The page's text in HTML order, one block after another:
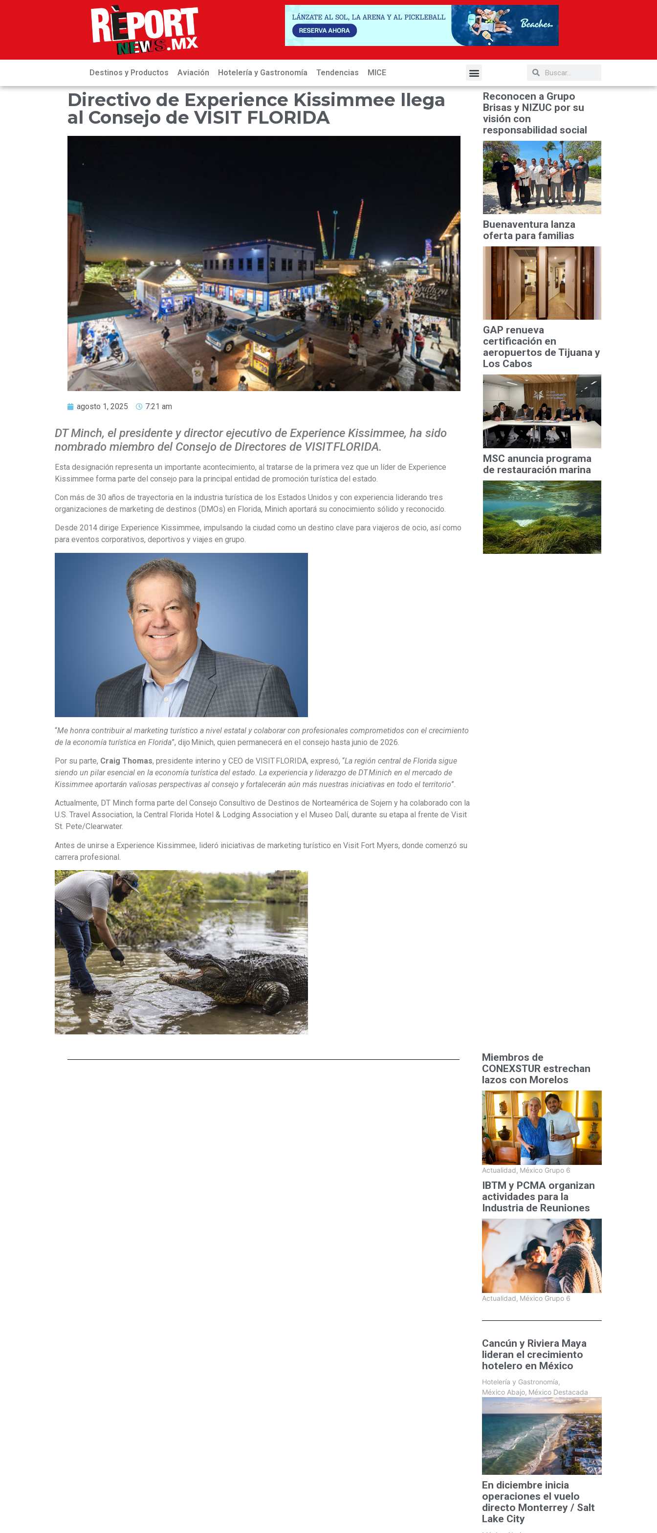
Destinos y Productos Aviación Hotelería y Gastronomía Tendencias MICE
Directivo de Experience Kissimmee llega
al Consejo de VISIT FLORIDA
agosto 1, 2025 7:21 am
DT Minch, el presidente y director ejecutivo de Experience Kissimmee, ha sido
nombrado miembro del Consejo de Directores de VISIT FLORIDA.
Esta designación representa un importante acontecimiento, al tratarse de la primera vez que un líder de Experience
Kissimmee forma parte del consejo para la principal entidad de promoción turística del estado.
Con más de 30 años de trayectoria en la industria turística de los Estados Unidos y con experiencia liderando tres
organizaciones de marketing de destinos (DMOs) en Florida, Minich aportará su conocimiento sólido y reconocido.
Desde 2014 dirige Experience Kissimmee, impulsando la ciudad como un destino clave para viajeros de ocio, así como
para eventos corporativos, deportivos y viajes en grupo.
“Me honra contribuir al marketing turístico a nivel estatal y colaborar con profesionales comprometidos con el crecimiento
de la economía turística en Florida”, dijo Minich, quien permanecerá en el consejo hasta junio de 2026.
Por su parte, Craig Thomas, presidente interino y CEO de VISIT FLORIDA, expresó, “La región central de Florida sigue
siendo un pilar esencial en la economía turística del estado. La experiencia y liderazgo de DT Minich en el mercado de
Kissimmee aportarán valiosas perspectivas al consejo y fortalecerán aún más nuestras iniciativas en todo el territorio”.
Actualmente, DT Minch forma parte del Consejo Consultivo de Destinos de Norteamérica de Sojern y ha colaborado con la
U.S. Travel Association, la Central Florida Hotel & Lodging Association y el Museo Dalí, durante su etapa al frente de Visit
St. Pete/Clearwater.
Antes de unirse a Experience Kissimmee, lideró iniciativas de marketing turístico en Visit Fort Myers, donde comenzó su
carrera profesional.
Reconocen a Grupo
Brisas y NIZUC por su
visión con
responsabilidad social
Buenaventura lanza
oferta para familias
GAP renueva
certificación en
aeropuertos de Tijuana y
Los Cabos
MSC anuncia programa
de restauración marina
Miembros de
CONEXSTUR estrechan
lazos con Morelos
Actualidad, México Grupo 6
IBTM y PCMA organizan
actividades para la
Industria de Reuniones
Actualidad, México Grupo 6
Cancún y Riviera Maya
lideran el crecimiento
hotelero en México
Hotelería y Gastronomía,
México Abajo, México Destacada
En diciembre inicia
operaciones el vuelo
directo Monterrey / Salt
Lake City